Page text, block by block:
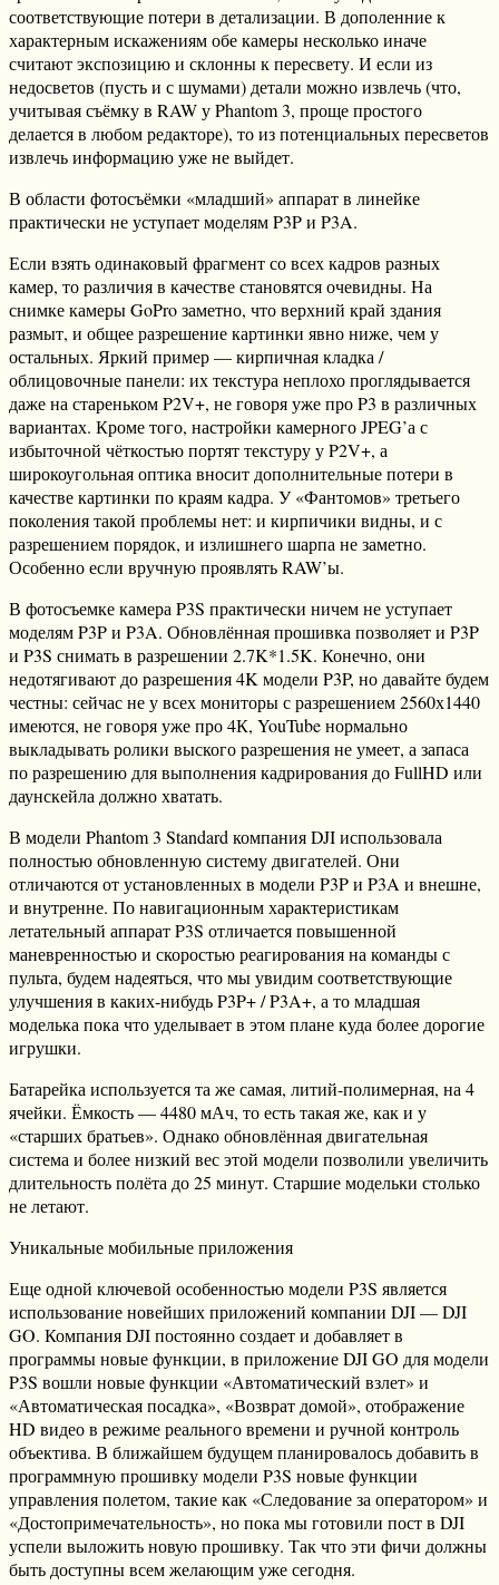
соответствующие потери в детализации. В дополенние к
характерным искажениям обе камеры несколько иначе
считают экспозицию и склонны к пересвету. И если из
недосветов (пусть и с шумами) детали можно извлечь (что,
учитывая съёмку в RAW у Phantom 3, проще простого
делается в любом редакторе), то из потенциальных пересветов
извлечь информацию уже не выйдет.
В области фотосъёмки «младший» аппарат в линейке
практически не уступает моделям P3P и P3A.
Если взять одинаковый фрагмент со всех кадров разных
камер, то различия в качестве становятся очевидны. На
снимке камеры GoPro заметно, что верхний край здания
размыт, и общее разрешение картинки явно ниже, чем у
остальных. Яркий пример — кирпичная кладка /
облицовочные панели: их текстура неплохо проглядывается
даже на стареньком P2V+, не говоря уже про P3 в различных
вариантах. Кроме того, настройки камерного JPEG’а с
избыточной чёткостью портят текстуру у P2V+, а
широкоугольная оптика вносит дополнительные потери в
качестве картинки по краям кадра. У «Фантомов» третьего
поколения такой проблемы нет: и кирпичики видны, и с
разрешением порядок, и излишнего шарпа не заметно.
Особенно если вручную проявлять RAW’ы.
В фотосъемке камера P3S практически ничем не уступает
моделям P3P и P3A. Обновлённая прошивка позволяет и P3P
и P3S снимать в разрешении 2.7K*1.5K. Конечно, они
недотягивают до разрешения 4K модели P3P, но давайте будем
честны: сейчас не у всех мониторы с разрешением 2560х1440
имеются, не говоря уже про 4К, YouTube нормально
выкладывать ролики выского разрешения не умеет, а запаса
по разрешению для выполнения кадрирования до FullHD или
даунскейла должно хватать.
В модели Phantom 3 Standard компания DJI использовала
полностью обновленную систему двигателей. Они
отличаются от установленных в модели P3P и P3A и внешне,
и внутренне. По навигационным характеристикам
летательный аппарат P3S отличается повышенной
маневренностью и скоростью реагирования на команды с
пульта, будем надеяться, что мы увидим соответствующие
улучшения в каких-нибудь P3P+ / P3A+, а то младшая
моделька пока что уделывает в этом плане куда более дорогие
игрушки.
Батарейка используется та же самая, литий-полимерная, на 4
ячейки. Ёмкость — 4480 мАч, то есть такая же, как и у
«старших братьев». Однако обновлённая двигательная
система и более низкий вес этой модели позволили увеличить
длительность полёта до 25 минут. Старшие модельки столько
не летают.
Уникальные мобильные приложения
Еще одной ключевой особенностью модели P3S является
использование новейших приложений компании DJI — DJI
GO. Компания DJI постоянно создает и добавляет в
программы новые функции, в приложение DJI GO для модели
P3S вошли новые функции «Автоматический взлет» и
«Автоматическая посадка», «Возврат домой», отображение
HD видео в режиме реального времени и ручной контроль
объектива. В ближайшем будущем планировалось добавить в
программную прошивку модели P3S новые функции
управления полетом, такие как «Следование за оператором» и
«Достопримечательность», но пока мы готовили пост в DJI
успели выложить новую прошивку. Так что эти фичи должны
быть доступны всем желающим уже сегодня.